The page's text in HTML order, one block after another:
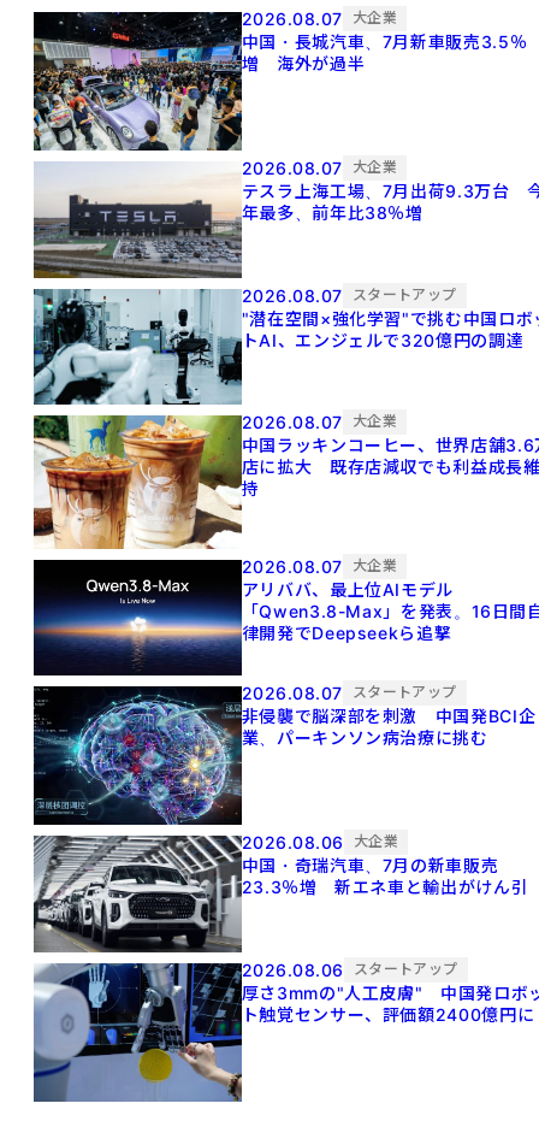
2026.08.07 大企業
中国・長城汽車、7月新車販売3.5％
増 海外が過半
2026.08.07 大企業
テスラ上海工場、7月出荷9.3万台
年最多、前年比38％増
2026.08.07 スタートアップ
"潜在空間×強化学習"で挑む中国ロボ
トAI、エンジェルで320億円の調達
2026.08.07 大企業
中国ラッキンコーヒー、世界店舗3.6
店に拡大 既存店減収でも利益成長
持
2026.08.07 大企業
アリババ、最上位AIモデル
「Qwen3.8-Max」を発表。16日間
律開発でDeepseekら追撃
2026.08.07 スタートアップ
非侵襲で脳深部を刺激 中国発BCI企
業、パーキンソン病治療に挑む
2026.08.06 大企業
中国・奇瑞汽車、7月の新車販売
23.3％増 新エネ車と輸出がけん引
2026.08.06 スタートアップ
厚さ3mmの"人工皮膚" 中国発ロボ
ト触覚センサー、評価額2400億円に